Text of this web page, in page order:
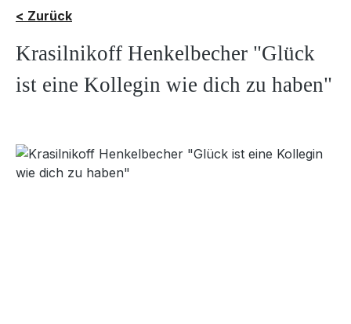
< Zurück
Krasilnikoff Henkelbecher "Glück
ist eine Kollegin wie dich zu haben"
Bildergalerie überspringen